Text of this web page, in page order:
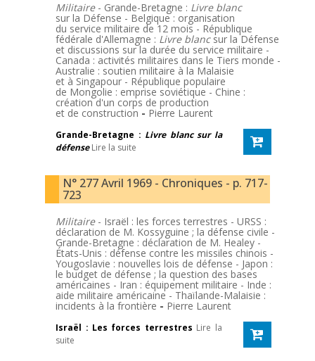
Militaire - Grande-Bretagne : Livre blanc
sur la Défense - Belgique : organisation
du service militaire de 12 mois - République
fédérale d'Allemagne : Livre blancsur la Défense
et discussions sur la durée du service militaire -
Canada : activités militaires dans le Tiers monde -
Australie : soutien militaire à la Malaisie
et à Singapour - République populaire
de Mongolie : emprise soviétique - Chine :
création d'un corps de production
et de construction - Pierre Laurent
Grande-Bretagne : Livre blanc sur la
défense Lire la suite
N° 277 Avril 1969 - Chroniques - p. 717-
723
Militaire - Israël : les forces terrestres - URSS :
déclaration de M. Kossyguine ; la défense civile -
Grande-Bretagne : déclaration de M. Healey -
États-Unis : défense contre les missiles chinois -
Yougoslavie : nouvelles lois de défense - Japon :
le budget de défense ; la question des bases
américaines - Iran : équipement militaire - Inde :
aide militaire américaine - Thaïlande-Malaisie :
incidents à la frontière - Pierre Laurent
Israël : Les forces terrestres Lire la
suite